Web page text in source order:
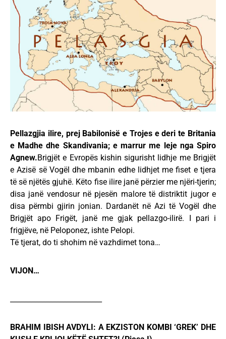
Pellazgjia ilire, prej Babilonisë e Trojes e deri te Britania
e Madhe dhe Skandivania; e marrur me leje nga Spiro
Agnew.Brigjët e Evropës kishin sigurisht lidhje me Brigjët
e Azisë së Vogël dhe mbanin edhe lidhjet me fiset e tjera
të së njëtës gjuhë. Këto fise ilire janë përzier me njëri-tjerin;
disa janë vendosur në pjesën malore të distriktit jugor e
disa përmbi gjirin jonian. Dardanët në Azi të Vogël dhe
Brigjët apo Frigët, janë me gjak pellazgo-ilirë. I pari i
frigjëve, në Peloponez, ishte Pelopi.
Të tjerat, do ti shohim në vazhdimet tona…
VIJON…
BRAHIM IBISH AVDYLI: A EKZISTON KOMBI ‘GREK’ DHE